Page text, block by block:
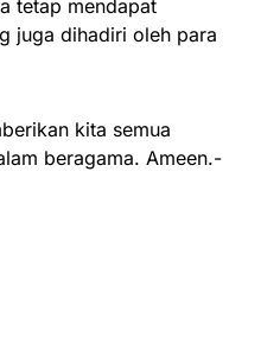
tetap mendapat
juga dihadiri oleh para
kita semua
beragama. Ameen.-